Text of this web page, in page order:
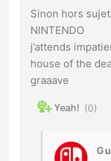
Sinon hors sujet
NINTENDO
j’attends
house of the
graaave
0